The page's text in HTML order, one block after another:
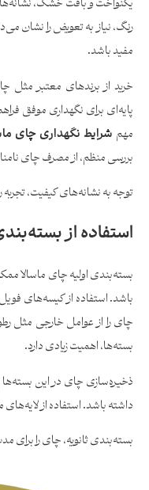
یکنواخت و بافت خشک،
رنگ، نیاز به تعویض را نشان
مفید باشد.
خرید از برندهای معتبر مثل
پایه‌ای برای نگهداری موفق
مهم شرایط نگهداری چای
بررسی منظم، از مصرف چای
توجه به نشانه‌های کیفیت، تجربه
استفاده از
بسته‌بندی اولیه چای ماسالا
باشد. استفاده از کیسه‌های
چای را از عوامل خارجی مثل
بسته‌ها، اهمیت زیادی دارد.
ذخیره‌سازی چای در این بسته‌ها
داشته باشد. استفاده از
بسته‌بندی ثانویه، چای را برای